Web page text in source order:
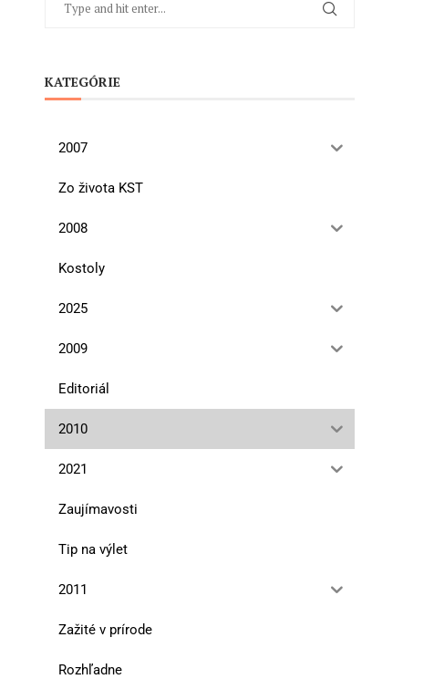
KATEGÓRIE
2007
Zo života KST
2008
Kostoly
2025
2009
Editoriál
2010
2021
Zaujímavosti
Tip na výlet
2011
Zažité v prírode
Rozhľadne